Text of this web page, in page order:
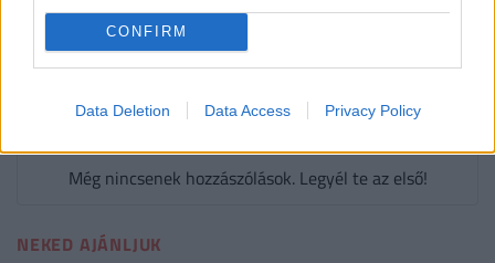
CONFIRM
Data Deletion Data Access Privacy Policy
Csak bejelentkezett felhasználó szólhat hozzá.
A kommentkezelési szabályzatotitt találod.
Még nincsenek hozzászólások. Legyél te az első!
NEKED AJÁNLJUK